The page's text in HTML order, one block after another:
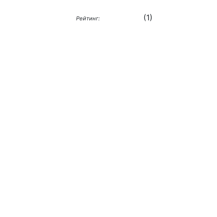
Рейтинг: (1)